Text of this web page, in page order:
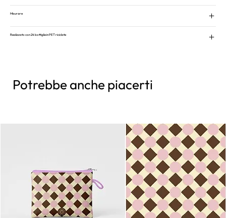
Misurare
Realizzato con 24 bottiglie in PET riciclate
Potrebbe anche piacerti